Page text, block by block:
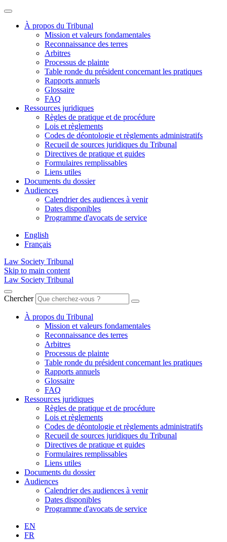
À propos du Tribunal
Mission et valeurs fondamentales
Reconnaissance des terres
Arbitres
Processus de plainte
Table ronde du président concernant les pratiques
Rapports annuels
Glossaire
FAQ
Ressources juridiques
Règles de pratique et de procédure
Lois et règlements
Codes de déontologie et règlements administratifs
Recueil de sources juridiques du Tribunal
Directives de pratique et guides
Formulaires remplissables
Liens utiles
Documents du dossier
Audiences
Calendrier des audiences à venir
Dates disponibles
Programme d'avocats de service
English
Français
Law Society Tribunal
Skip to main content
Law Society Tribunal
Chercher
À propos du Tribunal
Mission et valeurs fondamentales
Reconnaissance des terres
Arbitres
Processus de plainte
Table ronde du président concernant les pratiques
Rapports annuels
Glossaire
FAQ
Ressources juridiques
Règles de pratique et de procédure
Lois et règlements
Codes de déontologie et règlements administratifs
Recueil de sources juridiques du Tribunal
Directives de pratique et guides
Formulaires remplissables
Liens utiles
Documents du dossier
Audiences
Calendrier des audiences à venir
Dates disponibles
Programme d'avocats de service
EN
FR